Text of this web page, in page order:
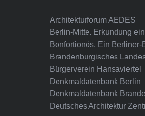
Architekturforum AEDES
Berlin-Mitte. Erkundung
Bonfortionös. Ein Berliner-
Brandenburgisches
Bürgerverein Hansaviertel
Denkmaldatenbank Berlin
Denkmaldatenbank
Deutsches Architektur